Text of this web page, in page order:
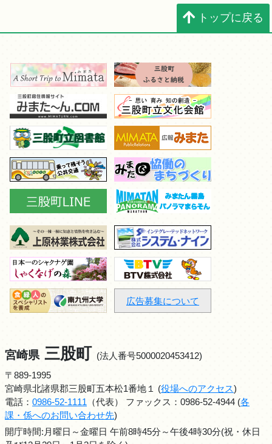
トップに戻る
広告募集について
宮崎県 三股町 (法人番号5000020453412)
〒889-1995
宮崎県北諸県郡三股町五本松1番地１ (役場へのアクセス)
電話： 0986-52-1111 （代表） ファックス：0986-52-4944 (各
課・係へのお問い合わせ先)
開庁時間:月曜日～金曜日 午前8時45分～午後4時30分(祝・休日